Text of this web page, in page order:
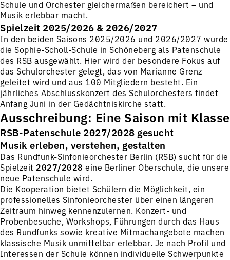
Schule und Orchester gleichermaßen bereichert – und
Musik erlebbar macht.
Spielzeit 2025/2026 & 2026/2027
In den beiden Saisons 2025/2026 und 2026/2027 wurde
die Sophie-Scholl-Schule in Schöneberg als Patenschule
des RSB ausgewählt. Hier wird der besondere Fokus auf
das Schulorchester gelegt, das von Marianne Grenz
geleitet wird und aus 100 Mitgliedern besteht. Ein
jährliches Abschlusskonzert des Schulorchesters findet
Anfang Juni in der Gedächtniskirche statt.
Ausschreibung: Eine Saison mit Klasse
RSB-Patenschule 2027/2028 gesucht
Musik erleben, verstehen, gestalten
Das Rundfunk-Sinfonieorchester Berlin (RSB) sucht für die
Spielzeit 2027/2028 eine Berliner Oberschule, die unsere
neue Patenschule wird.
Die Kooperation bietet Schülern die Möglichkeit, ein
professionelles Sinfonieorchester über einen längeren
Zeitraum hinweg kennenzulernen. Konzert- und
Probenbesuche, Workshops, Führungen durch das Haus
des Rundfunks sowie kreative Mitmachangebote machen
klassische Musik unmittelbar erlebbar. Je nach Profil und
Interessen der Schule können individuelle Schwerpunkte